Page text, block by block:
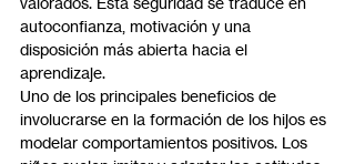
autoconfianza, motivación y una
disposición más abierta hacia el
aprendizaje.
Uno de los principales beneficios de
involucrarse en la formación de los hijos es
modelar comportamientos positivos. Los